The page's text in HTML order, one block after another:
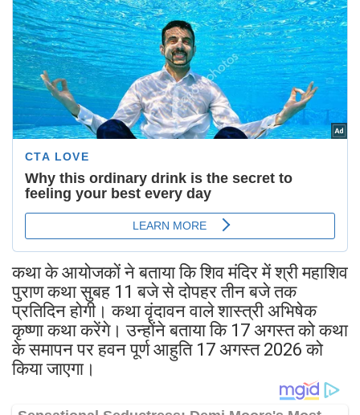
कथा के आयोजकों ने बताया कि शिव मंदिर में श्री महाशिव
पुराण कथा सुबह 11 बजे से दोपहर तीन बजे तक
प्रतिदिन होगी। कथा वृंदावन वाले शास्त्री अभिषेक
कृष्णा कथा करेंगे। उन्होंने बताया कि 17 अगस्त को कथा
के समापन पर हवन पूर्ण आहुति 17 अगस्त 2026 को
किया जाएगा।